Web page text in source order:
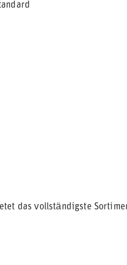
das vollständigste